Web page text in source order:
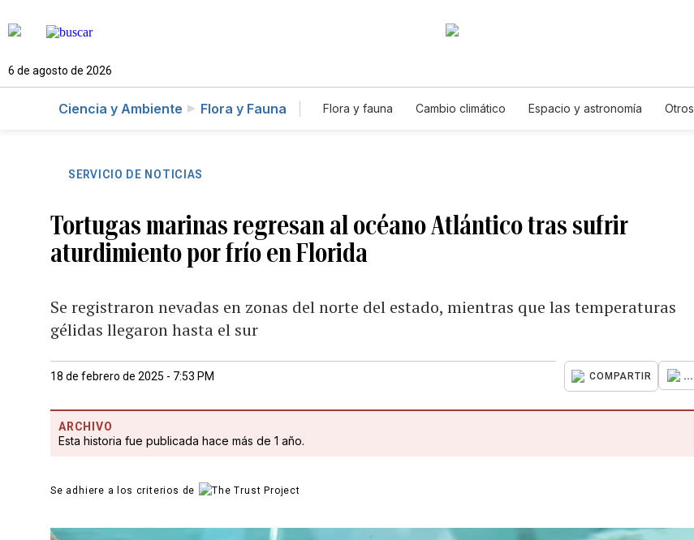
6 de agosto de 2026
Ciencia y Ambiente Flora y Fauna Flora y fauna Cambio climático Espacio y astronomía Otros
SERVICIO DE NOTICIAS
Tortugas marinas regresan al océano Atlántico tras sufrir
aturdimiento por frío en Florida
Se registraron nevadas en zonas del norte del estado, mientras que las temperaturas
gélidas llegaron hasta el sur
18 de febrero de 2025 - 7:53 PM COMPARTIR ...
ARCHIVO
Esta historia fue publicada hace más de 1 año.
Se adhiere a los criterios de